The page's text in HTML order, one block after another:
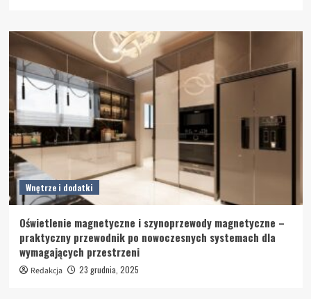
Wnętrze i dodatki
Oświetlenie magnetyczne i szynoprzewody magnetyczne –
praktyczny przewodnik po nowoczesnych systemach dla
wymagających przestrzeni
Redakcja 23 grudnia, 2025